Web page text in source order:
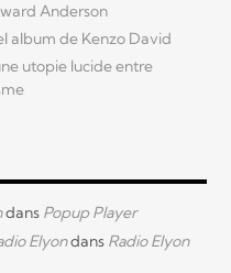
Anderson
album de Kenzo David
utopie lucide entre
dans Popup Player
Elyondans Radio Elyon